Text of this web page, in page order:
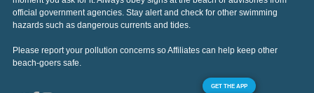
official government agencies. Stay alert and check for other swimming
hazards such as dangerous currents and tides.
Please report your pollution concerns so Affiliates can help keep other
beach-goers safe.
GET THE APP